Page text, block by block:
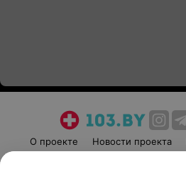
О проекте Новости проекта